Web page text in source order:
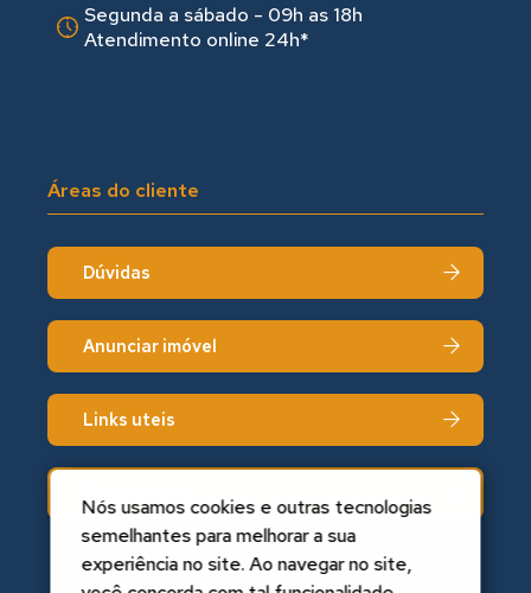
Segunda a sábado - 09h as 18hㅤㅤ
Atendimento online 24h*
Áreas do cliente
Dúvidas
Anunciar imóvel
Links uteis
Nós usamos cookies e outras tecnologias
semelhantes para melhorar a sua
experiência no site. Ao navegar no site,